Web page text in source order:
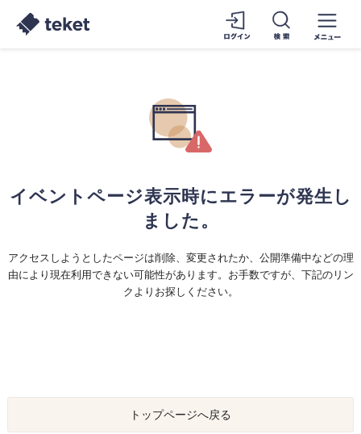
イベントページ表示時にエラーが発生し
ました。
アクセスしようとしたページは削除、変更されたか、公開準備中などの理
由により現在利用できない可能性があります。お手数ですが、下記のリン
クよりお探しください。
トップページへ戻る